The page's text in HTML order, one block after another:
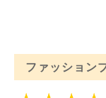
ファッション